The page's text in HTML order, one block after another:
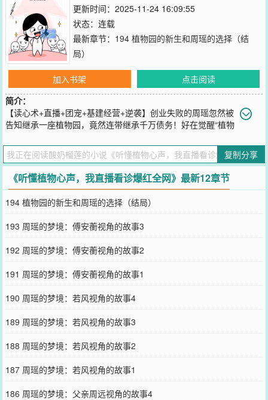
更新时间：2025-11-24 16:09:55
状态：连载
最新章节： 194 植物园的新生和周瑶的选择（结
局）
加入书架
点击阅读
简介：
【读心术+直播+团宠+基建经营+逆袭】创业失败的周瑶忽然被
告知继承一座植物园，竟然连带继承千万债务！好在觉醒“植物
竟成主人八卦中心、植物吐槽大会、质疑网友的打脸现场！暴发户家
水仙：非说贵就是好，给我镀金花盆还喷香水，本花天生丽质好吗？
非要浇82年拉菲，本花只想喝自来水！邋遢男家玫瑰：总对我不停唠
叨，口臭熏的我秃顶，再不刷牙我就死给你看！豪门姐家兰花：别数
花苞了，老公和保姆都搞一起了，本花是来净化空气的，不是净化家
风的！三个男人轮番闯入：商界奇才若风：户外品牌CEO给她投资带
飞全球，“别误会，我只是要投资回报。”国医圣手傅安蘅：儒雅教授
为濒危药材屈尊当园丁，“照顾你，是我们小时候的约定。”神秘榜一
大哥‘林中鹿’：打赏百万从不露面，直到对方发来第一条私信：“十五
年前被你父亲救的男孩，现在来娶你。”当植物园秘密引发对手强取豪
夺，三大佬不装了同时联手，解决危机。后全网疯传：植物园一票难
求，因为那里不仅有绝美的景色、名贵花草，还有争当“园主夫婿”的
三位大佬，以及能懂植物心声的女神周瑶。
您要是觉得《听懂植物心声，我直播看诊爆红全网
要忘记向您QQ群和微博微信里的朋友推荐哦！
复制分享
《听懂植物心声，我直播看诊爆红全网》最新12章节
194 植物园的新生和周瑶的选择（结局）
193 周瑶的梦境：傅安蘅视角的故事3
192 周瑶的梦境：傅安蘅视角的故事2
191 周瑶的梦境：傅安蘅视角的故事1
190 周瑶的梦境：若风视角的故事4
189 周瑶的梦境：若风视角的故事3
188 周瑶的梦境：若风视角的故事2
187 周瑶的梦境：若风视角的故事1
186 周瑶的梦境：父亲周远视角的故事4